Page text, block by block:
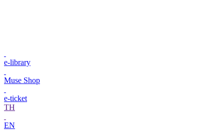
e-library
Muse Shop
e-ticket
TH
EN